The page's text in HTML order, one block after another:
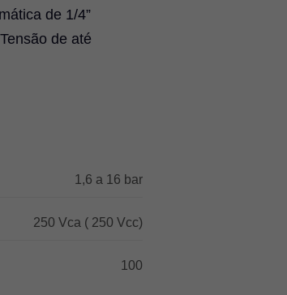
de 1/4”
de até
1,6 a 16 bar
250 Vca ( 250 Vcc)
100